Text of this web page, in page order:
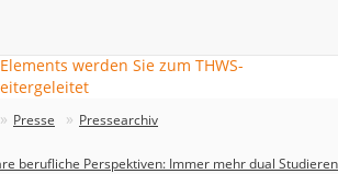
Presse Pressearchiv
berufliche Perspektiven: Immer mehr dual